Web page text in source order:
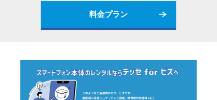
料金プラン